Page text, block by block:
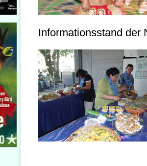
Informationsstand der